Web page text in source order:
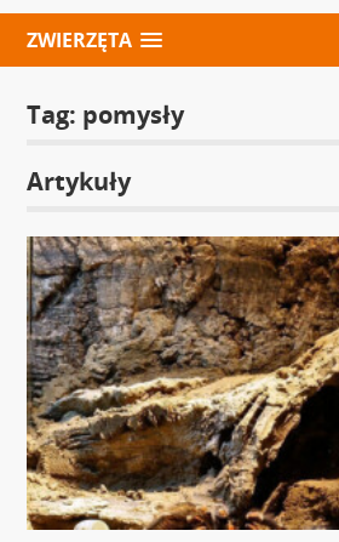
ZWIERZĘTA
Tag: pomysły
Artykuły